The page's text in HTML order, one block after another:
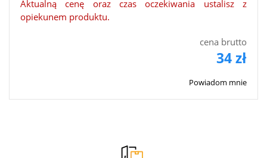
Aktualną cenę oraz czas oczekiwania ustalisz z
opiekunem produktu.
cena brutto
34 zł
Powiadom mnie